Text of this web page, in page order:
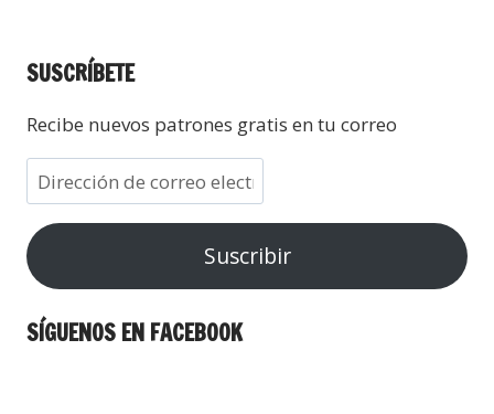
SUSCRÍBETE
Recibe nuevos patrones gratis en tu correo
Suscribir
SÍGUENOS EN FACEBOOK